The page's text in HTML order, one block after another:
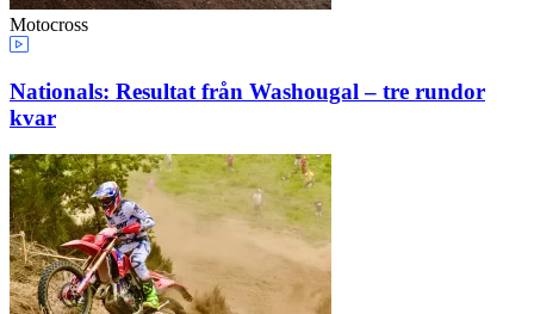
Motocross
Nationals: Resultat från Washougal – tre rundor
kvar